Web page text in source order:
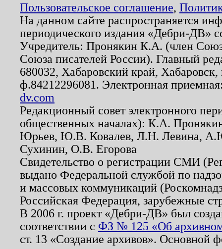
Пользовательское соглашение,
На данном сайте распространяется
периодического издания «Дебри-ДВ»
Учредитель: Пронякин К.А. (член
Союза писателей России). Главный
680032, Хабаровский край,
ф.84212296081. Электронная
dv.com
Редакционный совет электронного
общественных началах): К.А.
Юрьев, Ю.В. Ковалев, Л.Н. Левина,
Сухинин, О.В. Егорова
Свидетельство о регистрации СМИ
выдано Федеральной службой по
и массовых коммуникаций
Российская Федерация, зарубежные
В 2006 г. проект «Дебри-ДВ» был
соответствии с ФЗ № 125 «Об
ст. 13 «Создание архивов». Основной